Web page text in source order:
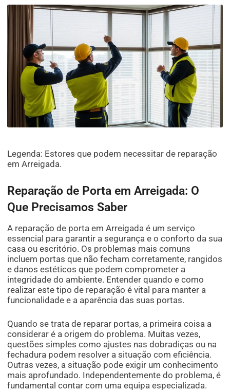
Legenda: Estores que podem necessitar de reparação
em Arreigada.
Reparação de Porta em Arreigada: O
Que Precisamos Saber
A reparação de porta em Arreigada é um serviço
essencial para garantir a segurança e o conforto da sua
casa ou escritório. Os problemas mais comuns
incluem portas que não fecham corretamente, rangidos
e danos estéticos que podem comprometer a
integridade do ambiente. Entender quando e como
realizar este tipo de reparação é vital para manter a
funcionalidade e a aparência das suas portas.
Quando se trata de reparar portas, a primeira coisa a
considerar é a origem do problema. Muitas vezes,
questões simples como ajustes nas dobradiças ou na
fechadura podem resolver a situação com eficiência.
Outras vezes, a situação pode exigir um conhecimento
mais aprofundado. Independentemente do problema, é
fundamental contar com uma equipa especializada.